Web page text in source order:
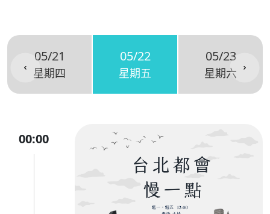
05/21
星期四
05/22
星期五
05/23
星期六
00:00